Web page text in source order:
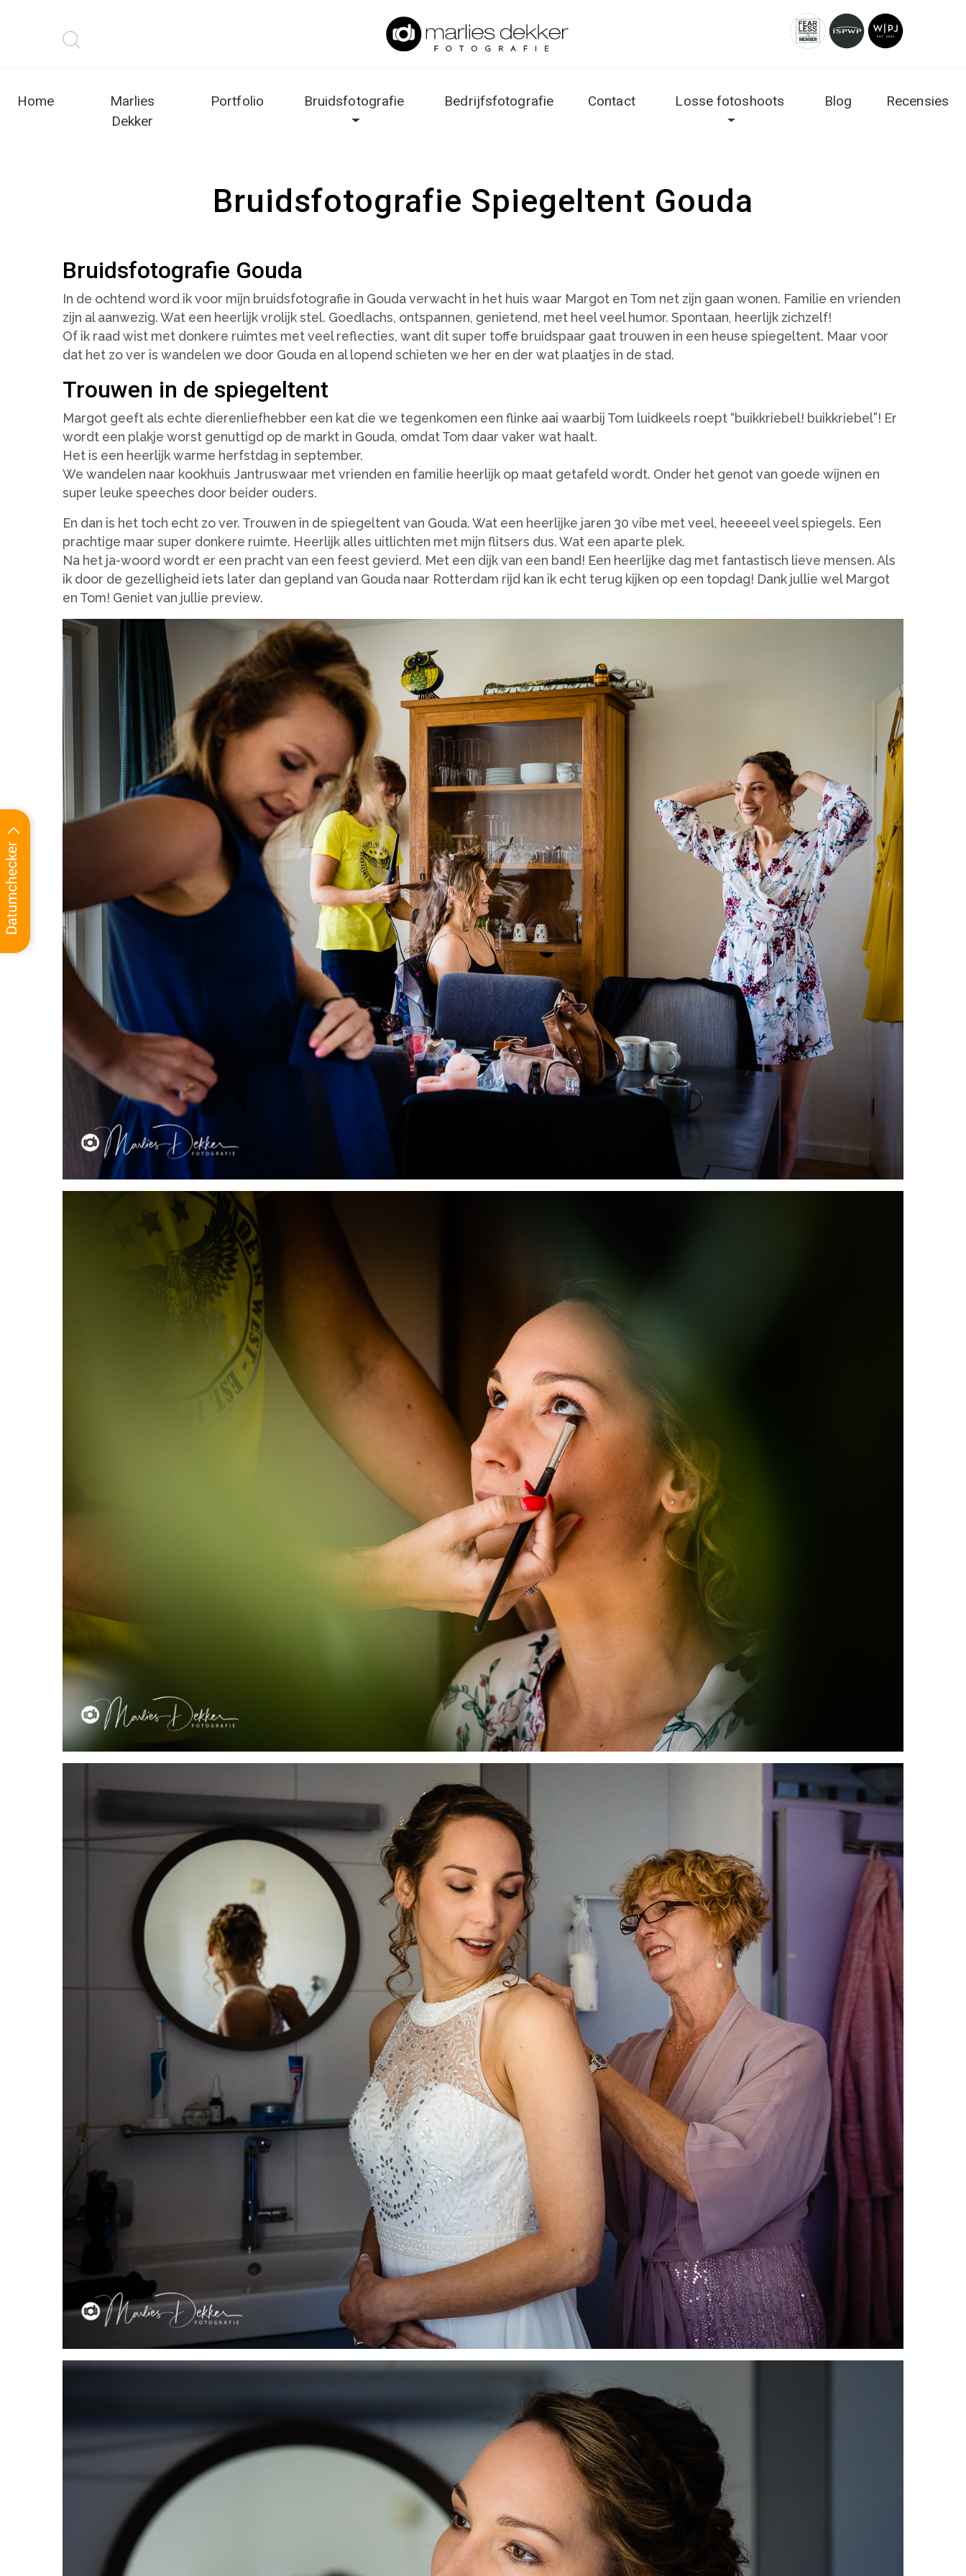
Home
Marlies
Dekker
Portfolio Bruidsfotografie Bedrijfsfotografie Contact Losse fotoshoots Blog Recensies
Bruidsfotografie Spiegeltent Gouda
Bruidsfotografie Gouda
In de ochtend word ik voor mijn bruidsfotografie in Gouda verwacht in het huis waar Margot en Tom net zijn gaan wonen. Familie en vrienden
zijn al aanwezig. Wat een heerlijk vrolijk stel. Goedlachs, ontspannen, genietend, met heel veel humor. Spontaan, heerlijk zichzelf!
Of ik raad wist met donkere ruimtes met veel reflecties, want dit super toffe bruidspaar gaat trouwen in een heuse spiegeltent. Maar voor
dat het zo ver is wandelen we door Gouda en al lopend schieten we her en der wat plaatjes in de stad.
Trouwen in de spiegeltent
Margot geeft als echte dierenliefhebber een kat die we tegenkomen een flinke aai waarbij Tom luidkeels roept “buikkriebel! buikkriebel”! Er
wordt een plakje worst genuttigd op de markt in Gouda, omdat Tom daar vaker wat haalt.
Het is een heerlijk warme herfstdag in september.
We wandelen naar kookhuis Jantruswaar met vrienden en familie heerlijk op maat getafeld wordt. Onder het genot van goede wijnen en
super leuke speeches door beider ouders.
En dan is het toch echt zo ver. Trouwen in de spiegeltent van Gouda. Wat een heerlijke jaren 30 vibe met veel, heeeeel veel spiegels. Een
prachtige maar super donkere ruimte. Heerlijk alles uitlichten met mijn flitsers dus. Wat een aparte plek.
Na het ja-woord wordt er een pracht van een feest gevierd. Met een dijk van een band! Een heerlijke dag met fantastisch lieve mensen. Als
ik door de gezelligheid iets later dan gepland van Gouda naar Rotterdam rijd kan ik echt terug kijken op een topdag! Dank jullie wel Margot
en Tom! Geniet van jullie preview.